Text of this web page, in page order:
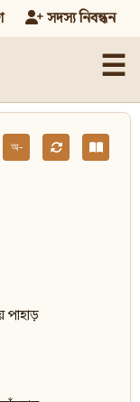
সদস্য নিবন্ধন
☰
অ-
পাহাড়